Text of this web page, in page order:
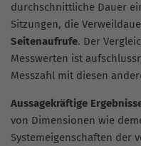
durchschnittliche Dauer
Sitzungen, die
Seitenaufrufe. Der
Messwerten ist
Messzahl mit diesen
Aussagekräftige
von Dimensionen wie
Systemeigenschaften der